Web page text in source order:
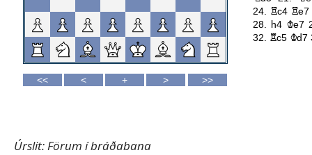
Úrslit: Förum í bráðabana